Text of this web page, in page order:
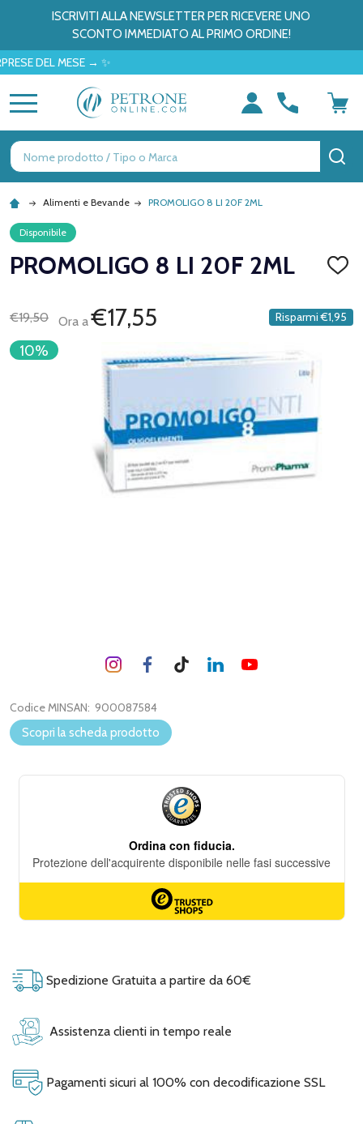
ISCRIVITI ALLA NEWSLETTER PER RICEVERE UNO
SCONTO IMMEDIATO AL PRIMO ORDINE!
DEL MESE → ✨
Ricerca
Alimenti e Bevande PROMOLIGO 8 LI 20F 2ML
Disponibile
PROMOLIGO 8 LI 20F 2ML
DEI
€19,50 Ora a€17,55 Risparmi €1,95
10%
Codice MINSAN: 900087584
Scopri la scheda prodotto
Spedizione Gratuita a partire da 60€
Assistenza clienti in tempo reale
Pagamenti sicuri al 100% con decodificazione SSL